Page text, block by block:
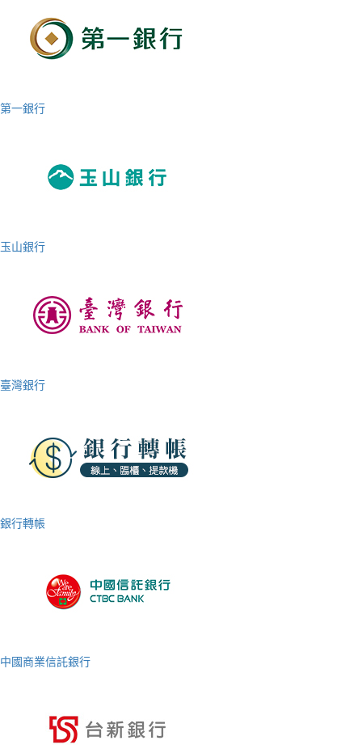
第一銀行
玉山銀行
臺灣銀行
銀行轉帳
中國商業信託銀行